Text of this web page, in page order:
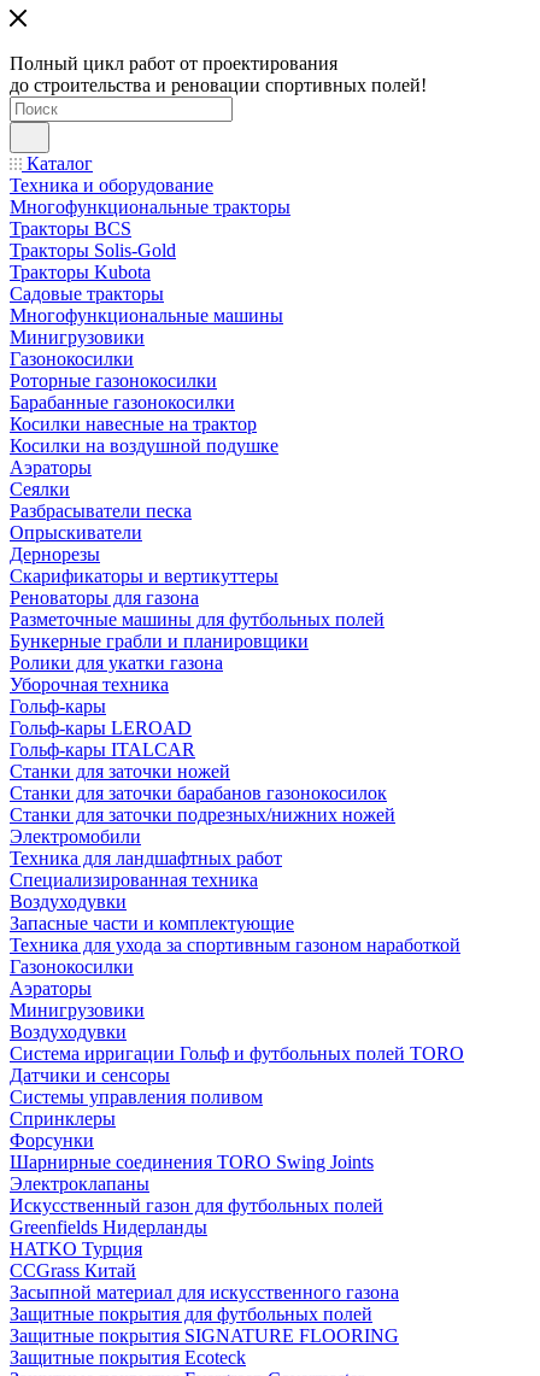
Полный цикл работ от проектирования
до строительства и реновации спортивных полей!
Каталог
Техника и оборудование
Многофункциональные тракторы
Тракторы BCS
Тракторы Solis-Gold
Тракторы Kubota
Садовые тракторы
Многофункциональные машины
Минигрузовики
Газонокосилки
Роторные газонокосилки
Барабанные газонокосилки
Косилки навесные на трактор
Косилки на воздушной подушке
Аэраторы
Сеялки
Разбрасыватели песка
Опрыскиватели
Дернорезы
Скарификаторы и вертикуттеры
Реноваторы для газона
Разметочные машины для футбольных полей
Бункерные грабли и планировщики
Ролики для укатки газона
Уборочная техника
Гольф-кары
Гольф-кары LEROAD
Гольф-кары ITALCAR
Станки для заточки ножей
Станки для заточки барабанов газонокосилок
Станки для заточки подрезных/нижних ножей
Электромобили
Техника для ландшафтных работ
Специализированная техника
Воздуходувки
Запасные части и комплектующие
Техника для ухода за спортивным газоном наработкой
Газонокосилки
Аэраторы
Минигрузовики
Воздуходувки
Система ирригации Гольф и футбольных полей TORO
Датчики и сенсоры
Системы управления поливом
Спринклеры
Форсунки
Шарнирные соединения TORO Swing Joints
Электроклапаны
Искусственный газон для футбольных полей
Greenfields Нидерланды
HATKO Турция
CCGrass Китай
Засыпной материал для искусственного газона
Защитные покрытия для футбольных полей
Защитные покрытия SIGNATURE FLOORING
Защитные покрытия Ecoteck